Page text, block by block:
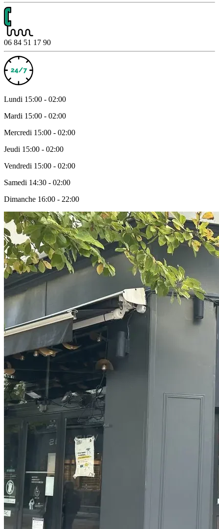
06 84 51 17 90
Lundi 15:00 - 02:00
Mardi 15:00 - 02:00
Mercredi 15:00 - 02:00
Jeudi 15:00 - 02:00
Vendredi 15:00 - 02:00
Samedi 14:30 - 02:00
Dimanche 16:00 - 22:00